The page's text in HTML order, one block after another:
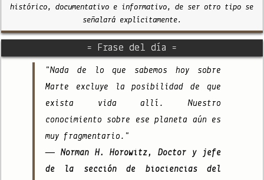
histórico, documentativo e informativo, de ser otro tipo se
señalará explícitamente.
= Frase del día =
"Nada de lo que sabemos hoy sobre
Marte excluye la posibilidad de que
exista vida allí. Nuestro
conocimiento sobre ese planeta aún es
muy fragmentario."
— Norman H. Horowitz, Doctor y jefe
de la sección de biociencias del